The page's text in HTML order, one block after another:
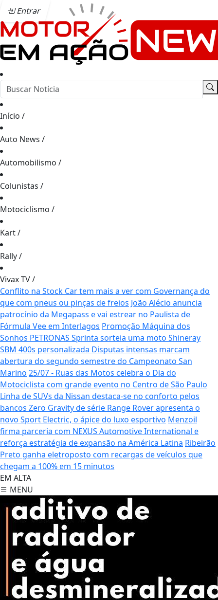
Entrar
Início /
Auto News /
Automobilismo /
Colunistas /
Motociclismo /
Kart/
Rally/
Vivax TV/
Conflito na Stock Car tem mais a ver com Governança do
que com pneus ou pinças de freios João Alécio anuncia
patrocínio da Megapass e vai estrear no Paulista de
Fórmula Vee em Interlagos Promoção Máquina dos
Sonhos PETRONAS Sprinta sorteia uma moto Shineray
SBM 400s personalizada Disputas intensas marcam
abertura do segundo semestre do Campeonato San
Marino 25/07 - Ruas das Motos celebra o Dia do
Motociclista com grande evento no Centro de São Paulo
Linha de SUVs da Nissan destaca-se no conforto pelos
bancos Zero Gravity de série Range Rover apresenta o
novo Sport Electric, o ápice do luxo esportivo Menzoil
firma parceria com NEXUS Automotive International e
reforça estratégia de expansão na América Latina Ribeirão
Preto ganha eletroposto com recargas de veículos que
chegam a 100% em 15 minutos
EM ALTA
MENU